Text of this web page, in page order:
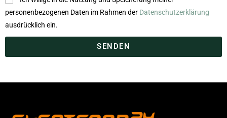
personenbezogenen Daten im Rahmen der Datenschutzerklärung
ausdrücklich ein.
SENDEN